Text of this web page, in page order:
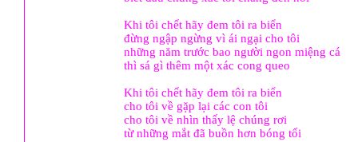
Khi tôi chết hãy đem tôi ra biển
đừng ngập ngừng vì ái ngại cho tôi
những năm trước bao người ngon miệng cá
thì sá gì thêm một xác cong queo
Khi tôi chết hãy đem tôi ra biển
cho tôi về gặp lại các con tôi
cho tôi về nhìn thấy lệ chúng rơi
từ những mắt đã buồn hơn bóng tối